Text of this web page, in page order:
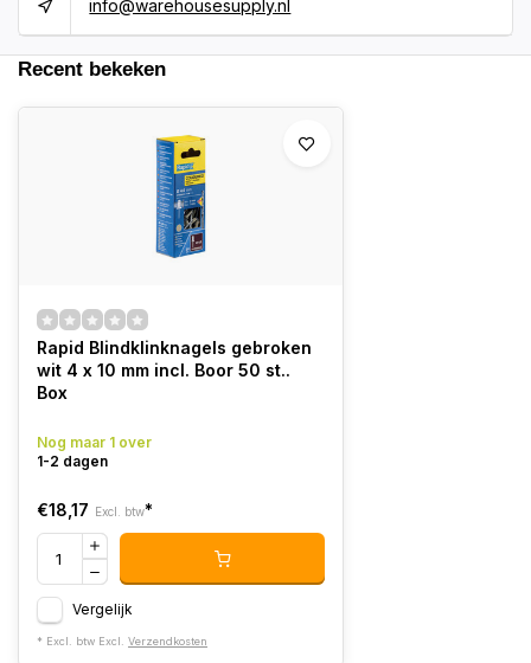
info@warehousesupply.nl
Recent bekeken
Rapid Blindklinknagels gebroken
wit 4 x 10 mm incl. Boor 50 st..
Box
Nog maar 1 over
1-2 dagen
€18,17 Excl. btw*
Vergelijk
* Excl. btw Excl. Verzendkosten